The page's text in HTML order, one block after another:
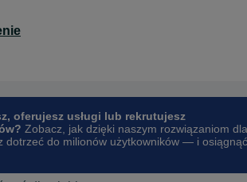
oferujesz usługi lub rekrutujesz
Zobacz, jak dzięki naszym rozwiązaniom dla
dotrzeć do milionów użytkowników — i osiągnąć